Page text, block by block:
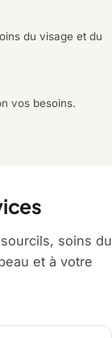
du visage et du
vos besoins.
soins du
et à votre